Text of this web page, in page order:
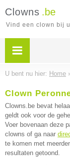
Clowns .be
Vind een clown bij
U bent nu hier: Home
Clown
Clowns.be bevat
geldt ook voor de
Voer bovenaan deze
clowns of ga naar
te komen met
resultaten getoond.